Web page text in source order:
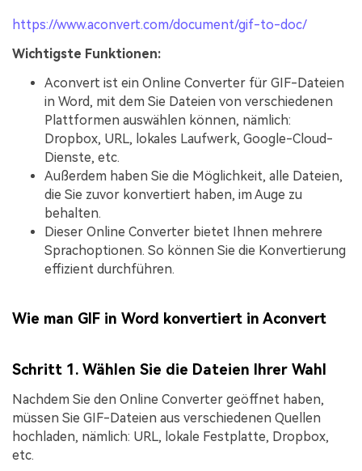
https://www.aconvert.com/document/gif-to-doc/
Wichtigste Funktionen:
Aconvert ist ein Online Converter für GIF-Dateien
in Word, mit dem Sie Dateien von verschiedenen
Plattformen auswählen können, nämlich:
Dropbox, URL, lokales Laufwerk, Google-Cloud-
Dienste, etc.
Außerdem haben Sie die Möglichkeit, alle Dateien,
die Sie zuvor konvertiert haben, im Auge zu
behalten.
Dieser Online Converter bietet Ihnen mehrere
Sprachoptionen. So können Sie die Konvertierung
effizient durchführen.
Wie man GIF in Word konvertiert in Aconvert
Schritt 1. Wählen Sie die Dateien Ihrer Wahl
Nachdem Sie den Online Converter geöffnet haben,
müssen Sie GIF-Dateien aus verschiedenen Quellen
hochladen, nämlich: URL, lokale Festplatte, Dropbox,
etc.